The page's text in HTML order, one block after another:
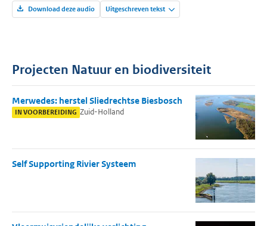
Download deze audio Uitgeschreven tekst
Projecten Natuur en biodiversiteit
Merwedes: herstel Sliedrechtse Biesbosch
IN VOORBEREIDING Zuid-Holland
Self Supporting Rivier Systeem